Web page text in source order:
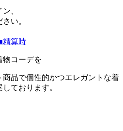
、
い。
精算時
物コーデを
品で個性的かつエレガントな着
ております。